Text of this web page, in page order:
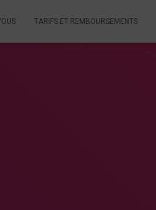
TARIFS ET REMBOURSEMENTS